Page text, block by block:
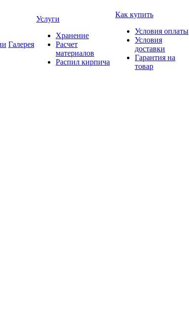
Галерея
Услуги
Хранение
Расчет
материалов
Распил кирпича
Как купить
Условия оплаты
Условия
доставки
Гарантия на
товар